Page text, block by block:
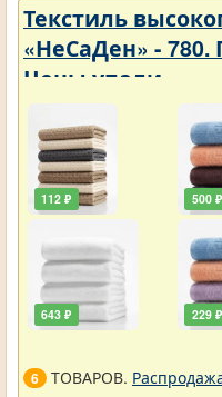
Текстиль
«НеСаДен» -
Цены упали
112 ₽
643 ₽
500 ₽
229 ₽
6 ТОВАРОВ.